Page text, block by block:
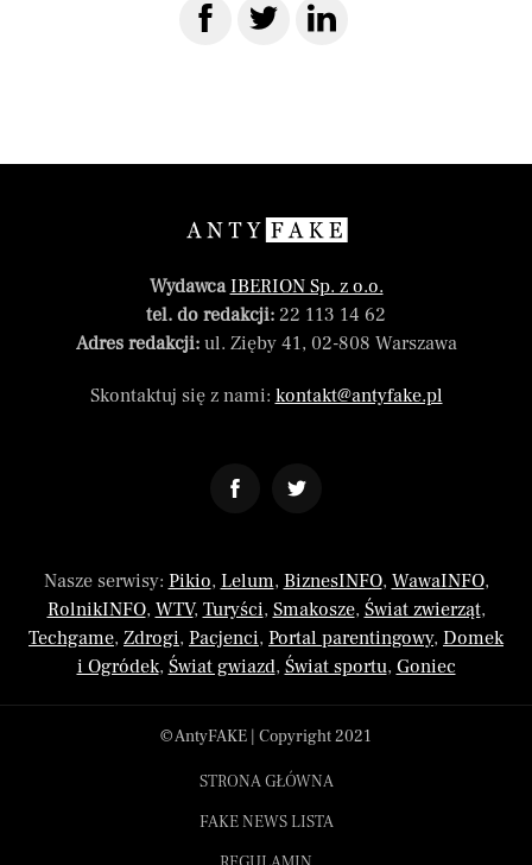
WydawcaIBERION Sp. z o.o.
tel. do redakcji: 22 113 14 62
Adres redakcji:ul. Zięby 41, 02-808 Warszawa
Skontaktuj się z nami: kontakt@antyfake.pl
Nasze serwisy: Pikio, Lelum, BiznesINFO, WawaINFO,
RolnikINFO, WTV, Turyści, Smakosze, Świat zwierząt,
Techgame, Zdrogi, Pacjenci, Portal parentingowy, Domek
i Ogródek, Świat gwiazd, Świat sportu, Goniec
© AntyFAKE | Copyright 2021
STRONA GŁÓWNA
FAKE NEWS LISTA